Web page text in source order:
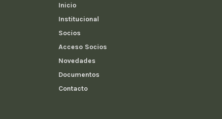
Inicio
Institucional
Socios
Acceso Socios
Novedades
Documentos
Contacto